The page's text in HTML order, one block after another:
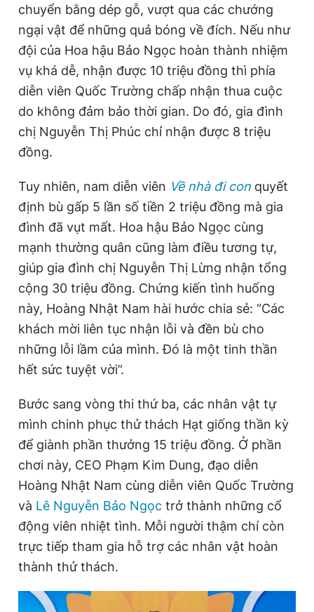
chuyển bằng dép gỗ, vượt qua các chướng
ngại vật để những quả bóng về đích. Nếu như
đội của Hoa hậu Bảo Ngọc hoàn thành nhiệm
vụ khá dễ, nhận được 10 triệu đồng thì phía
diễn viên Quốc Trường chấp nhận thua cuộc
do không đảm bảo thời gian. Do đó, gia đình
chị Nguyễn Thị Phúc chỉ nhận được 8 triệu
đồng.
Tuy nhiên, nam diễn viên Về nhà đi con quyết
định bù gấp 5 lần số tiền 2 triệu đồng mà gia
đình đã vụt mất. Hoa hậu Bảo Ngọc cùng
mạnh thường quân cũng làm điều tương tự,
giúp gia đình chị Nguyễn Thị Lừng nhận tổng
cộng 30 triệu đồng. Chứng kiến tình huống
này, Hoàng Nhật Nam hài hước chia sẻ: “Các
khách mời liên tục nhận lỗi và đền bù cho
những lỗi lầm của mình. Đó là một tinh thần
hết sức tuyệt vời”.
Bước sang vòng thi thứ ba, các nhân vật tự
mình chinh phục thử thách Hạt giống thần kỳ
để giành phần thưởng 15 triệu đồng. Ở phần
chơi này, CEO Phạm Kim Dung, đạo diễn
Hoàng Nhật Nam cùng diễn viên Quốc Trường
và Lê Nguyễn Bảo Ngọc trở thành những cổ
động viên nhiệt tình. Mỗi người thậm chí còn
trực tiếp tham gia hỗ trợ các nhân vật hoàn
thành thử thách.